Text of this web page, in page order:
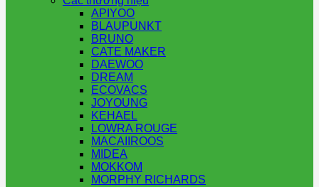
APIYOO
BLAUPUNKT
BRUNO
CATE MAKER
DAEWOO
DREAM
ECOVACS
JOYOUNG
KEHAEL
LOWRA ROUGE
MACAIIROOS
MIDEA
MOKKOM
MORPHY RICHARDS